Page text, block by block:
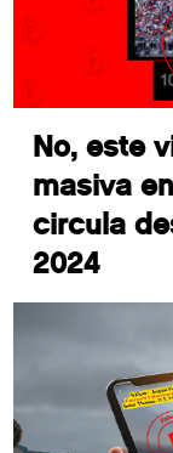
No, este
masiva
circula
2024